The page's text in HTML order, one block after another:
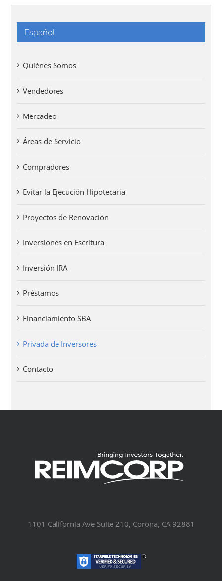
Español
Quiénes Somos
Vendedores
Mercadeo
Áreas de Servicio
Compradores
Evitar la Ejecución Hipotecaria
Proyectos de Renovación
Inversiones en Escritura
Inversión IRA
Préstamos
Financiamiento SBA
Privada de Inversores
Contacto
1101 California Ave Suite 210, Corona, CA 92881